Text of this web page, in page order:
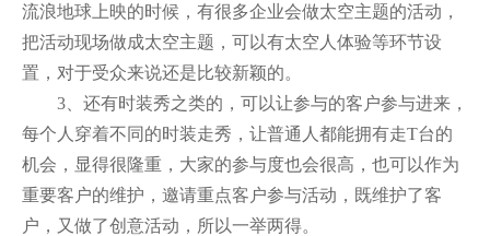
流浪地球上映的时候，有很多企业会做太空主题的活动，
把活动现场做成太空主题，可以有太空人体验等环节设
置，对于受众来说还是比较新颖的。
3、还有时装秀之类的，可以让参与的客户参与进来，
每个人穿着不同的时装走秀，让普通人都能拥有走T台的
机会，显得很隆重，大家的参与度也会很高，也可以作为
重要客户的维护，邀请重点客户参与活动，既维护了客
户，又做了创意活动，所以一举两得。